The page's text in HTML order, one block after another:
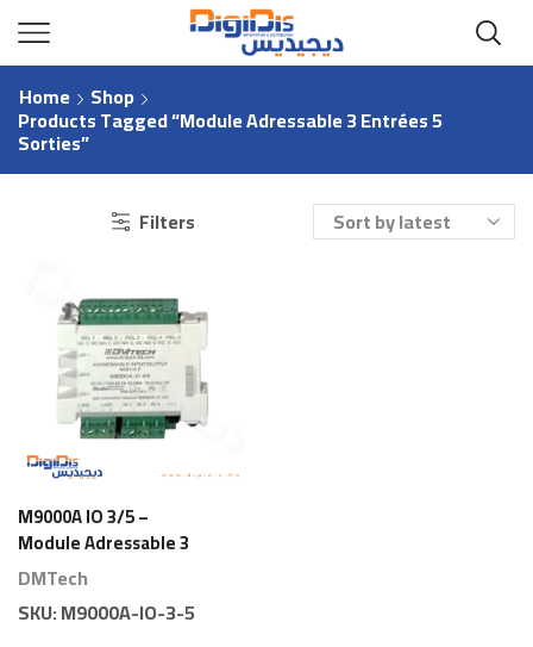
Home Shop
Products Tagged “module Adressable 3 Entrées 5
Sorties”
Filters
M9000A IO 3/5 –
Module Adressable 3
Entrées / 5 Sorties
DMTech
DMTech
SKU:M9000A-IO-3-5